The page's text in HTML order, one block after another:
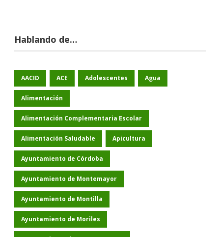
Hablando de…
AACID ACE Adolescentes Agua
Alimentación
Alimentación Complementaria Escolar
Alimentación Saludable Apicultura
Ayuntamiento de Córdoba
Ayuntamiento de Montemayor
Ayuntamiento de Montilla
Ayuntamiento de Moriles